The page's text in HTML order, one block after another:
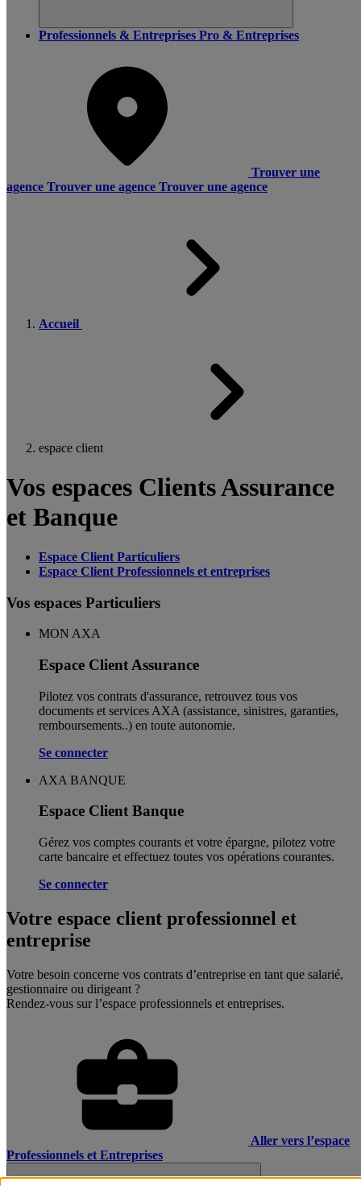
Professionnels & Entreprises Pro & Entreprises
Trouver une
agence Trouver une agence Trouver une agence
Accueil
espace client
Vos espaces Clients Assurance
et Banque
Espace Client Particuliers
Espace Client Professionnels et entreprises
Vos espaces Particuliers
MON AXA
Espace Client Assurance
Pilotez vos contrats d'assurance, retrouvez tous vos
documents et services AXA (assistance, sinistres, garanties,
remboursements..) en toute autonomie. ​
Se connecter
AXA BANQUE
Espace Client Banque
Gérez vos comptes courants et votre épargne, pilotez votre
carte bancaire et effectuez toutes vos opérations courantes.
Se connecter
Votre espace client professionnel et
entreprise
Votre besoin concerne vos contrats d’entreprise en tant que salarié,
gestionnaire ou dirigeant ?
Rendez-vous sur l’espace professionnels et entreprises.
Aller vers l’espace
Professionnels et Entreprises